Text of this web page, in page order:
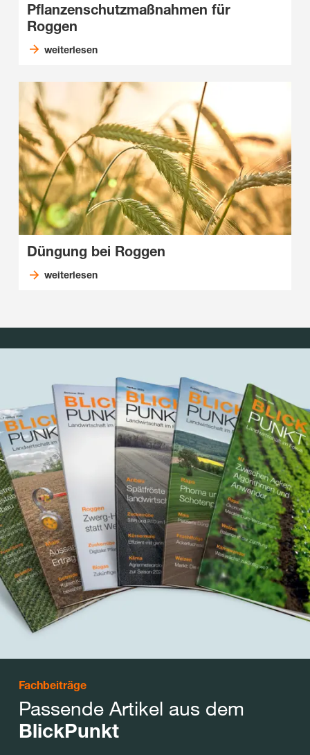
Pflanzenschutzmaßnahmen für
Roggen
weiterlesen
Düngung bei Roggen
weiterlesen
Fachbeiträge
Passende Artikel aus dem
BlickPunkt